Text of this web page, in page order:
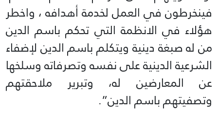
فينخرطون في العمل لخدمة أهدافه ، واخطر
هؤلاء في الانظمة التي تحكم باسم الدين
من له صبغة دينية ويتكلم باسم الدين لإضفاء
الشرعية الدينية على نفسه وتصرفاته وسلخها
عن المعارضين له، وتبرير ملاحقتهم
وتصفيتهم باسم الدين”.